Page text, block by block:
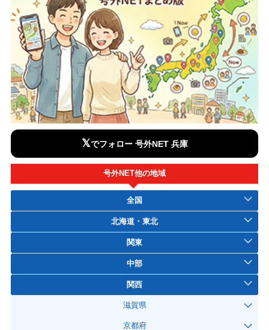
𝕏でフォロー 号外NET 兵庫
号外NET他の地域
全国
北海道・東北
関東
中部
関西
滋賀県
京都府